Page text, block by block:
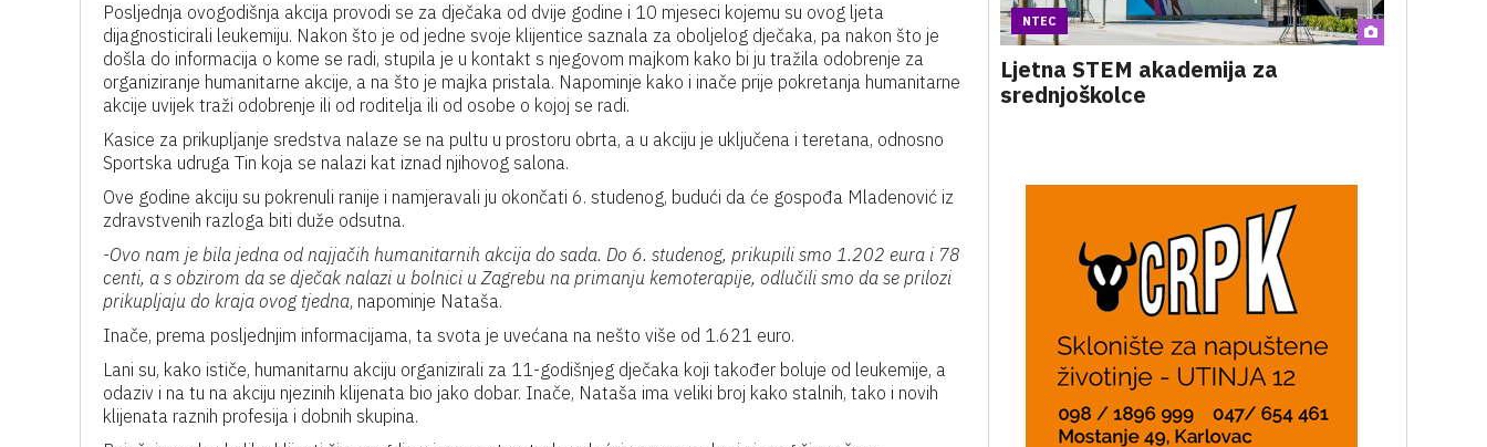
Posljednja ovogodišnja akcija provodi se za dječaka od dvije godine i 10 mjeseci kojemu su ovog ljeta
dijagnosticirali leukemiju. Nakon što je od jedne svoje klijentice saznala za oboljelog dječaka, pa nakon što je
došla do informacija o kome se radi, stupila je u kontakt s njegovom majkom kako bi ju tražila odobrenje za
organiziranje humanitarne akcije, a na što je majka pristala. Napominje kako i inače prije pokretanja humanitarne
akcije uvijek traži odobrenje ili od roditelja ili od osobe o kojoj se radi.
Kasice za prikupljanje sredstva nalaze se na pultu u prostoru obrta, a u akciju je uključena i teretana, odnosno
Sportska udruga Tin koja se nalazi kat iznad njihovog salona.
Ove godine akciju su pokrenuli ranije i namjeravali ju okončati 6. studenog, budući da će gospođa Mladenović iz
zdravstvenih razloga biti duže odsutna.
-Ovo nam je bila jedna od najjačih humanitarnih akcija do sada. Do 6. studenog, prikupili smo 1.202 eura i 78
centi, a s obzirom da se dječak nalazi u bolnici u Zagrebu na primanju kemoterapije, odlučili smo da se prilozi
prikupljaju do kraja ovog tjedna, napominje Nataša.
Inače, prema posljednjim informacijama, ta svota je uvećana na nešto više od 1.621 euro.
Lani su, kako ističe, humanitarnu akciju organizirali za 11-godišnjeg dječaka koji također boluje od leukemije, a
odaziv i na tu na akciju njezinih klijenata bio jako dobar. Inače, Nataša ima veliki broj kako stalnih, tako i novih
klijenata raznih profesija i dobnih skupina.
NTEC
Ljetna STEM akademija za
srednjoškolce